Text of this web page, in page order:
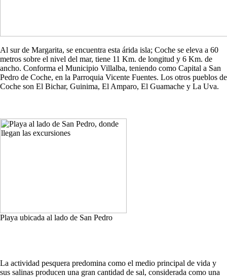
Al sur de Margarita, se encuentra esta árida isla; Coche se eleva a 60
metros sobre el nivel del mar, tiene 11 Km. de longitud y 6 Km. de
ancho. Conforma el Municipio Villalba, teniendo como Capital a San
Pedro de Coche, en la Parroquia Vicente Fuentes. Los otros pueblos de
Coche son El Bichar, Guinima, El Amparo, El Guamache y La Uva.
Playa ubicada al lado de San Pedro
La actividad pesquera predomina como el medio principal de vida y
sus salinas producen una gran cantidad de sal, considerada como una